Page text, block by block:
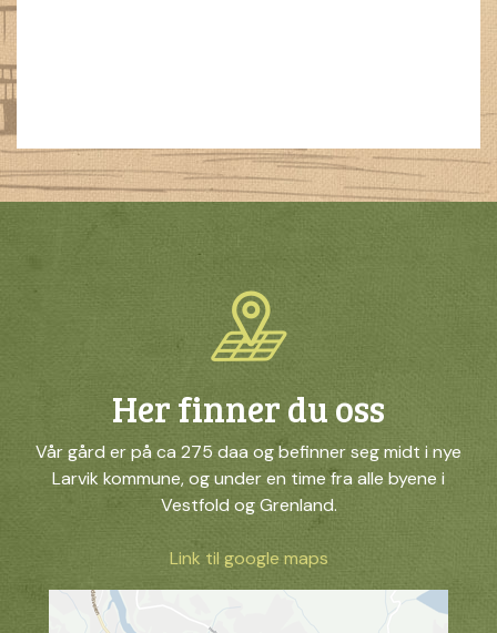
Her finner du oss
Vår gård er på ca 275 daa og befinner seg midt i nye
Larvik kommune, og under en time fra alle byene i
Vestfold og Grenland.
Link til google maps